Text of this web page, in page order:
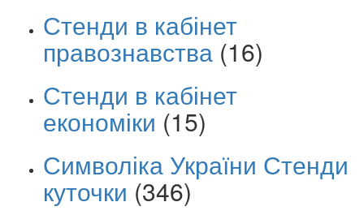
Стенди в кабінет
правознавства (16)
Стенди в кабінет
економіки (15)
Символіка України Стенди
куточки (346)